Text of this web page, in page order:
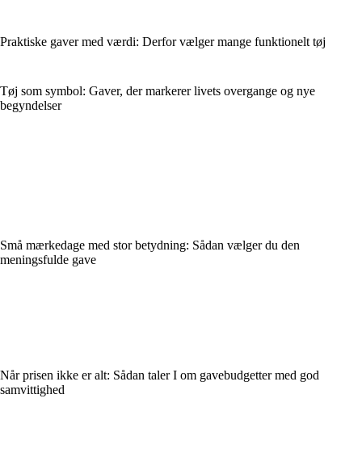
Praktiske gaver med værdi: Derfor vælger mange funktionelt tøj
Tøj som symbol: Gaver, der markerer livets overgange og nye
begyndelser
Små mærkedage med stor betydning: Sådan vælger du den
meningsfulde gave
Når prisen ikke er alt: Sådan taler I om gavebudgetter med god
samvittighed